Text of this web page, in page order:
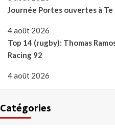
Journée Portes ouvertes à
4 août 2026
Top 14 (rugby): Thomas
Racing 92
4 août 2026
Catégories